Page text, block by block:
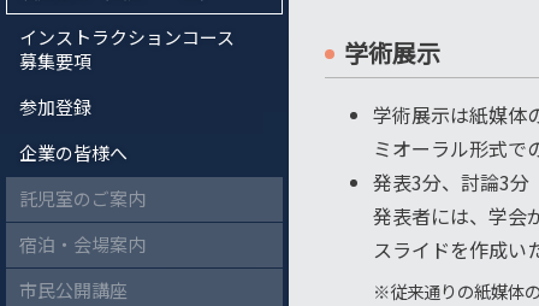
インストラクションコース
募集要項
参加登録
企業の皆様へ
託児室のご案内
宿泊・会場案内
市民公開講座
学術展示
学術展示は紙媒体
ミオーラル形式で
発表3分、討論3
発表者には、学会
スライドを作成い
※従来通りの紙媒体